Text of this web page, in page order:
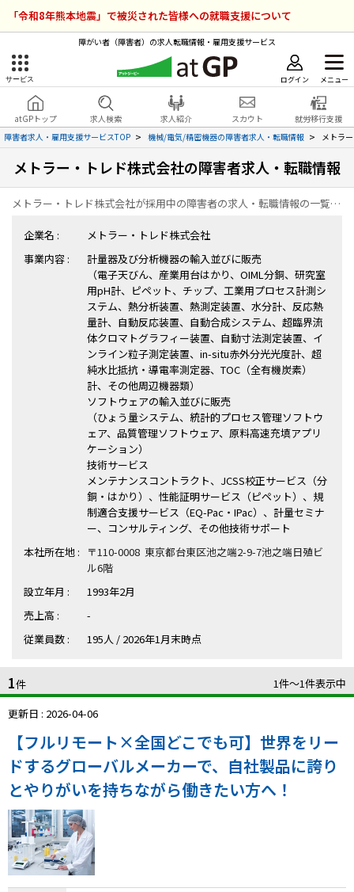
「令和8年熊本地震」で被災された皆様への就職支援について
障がい者（障害者）の求人転職情報・雇用支援サービス
サービス ログイン メニュー
atGPトップ 求人検索 求人紹介 スカウト
就労移行支援
障害者求人・雇用支援サービスTOP
機械/電気/精密機器の障害者求人・転職情報 メトラ
メトラー・トレド株式会社の障害者求人・転職情報
メトラー・トレド株式会社が採用中の障害者の求人・転職情報の一覧ページです。
企業名 :
メトラー・トレド株式会社
事業内容 :
計量器及び分析機器の輸入並びに販売
（電子天びん、産業用台はかり、OIML分銅、研究室
用pH計、ピペット、チップ、工業用プロセス計測シ
ステム、熱分析装置、熱測定装置、水分計、反応熱
量計、自動反応装置、自動合成システム、超臨界流
体クロマトグラフィー装置、自動寸法測定装置、イ
ンライン粒子測定装置、in-situ赤外分光光度計、超
純水比抵抗・導電率測定器、TOC（全有機炭素）
計、その他周辺機器類）
ソフトウェアの輸入並びに販売
（ひょう量システム、統計的プロセス管理ソフトウ
ェア、品質管理ソフトウェア、原料高速充填アプリ
ケーション）
技術サービス
メンテナンスコントラクト、JCSS校正サービス（分
銅・はかり）、性能証明サービス（ピペット）、規
制適合支援サービス（EQ-Pac・IPac）、計量セミナ
ー、コンサルティング、その他技術サポート
本社所在地 :
〒110-0008 東京都台東区池之端2-9-7池之端日殖ビ
ル6階
設立年月 :
1993年2月
売上高 :
-
従業員数 :
195人 / 2026年1月末時点
1件
1件〜1件表示中
更新日 : 2026-04-06
【フルリモート×全国どこでも可】世界をリー
ドするグローバルメーカーで、自社製品に誇り
とやりがいを持ちながら働きたい方へ！
障害者雇用のアットジーピー
サービスラインナップ
就転職支援サービス
障害者専門の就転職支援サービス
障害者アスリート専門の就転職支援サービス
ハイスキルな障害者の転職支援サービス
障害のある新卒学生専門の就職エージェントサービス
求人検索・スカウトサービス
障害者専門の求人検索・スカウトサービス
就労移行支援サービス
IT・Web制作スキルを身につける就労移行支援サービス
ソーシャルファームサービス
しいたけ生産で実現する
新しい障害者雇用支援サービス
ログイン 会員登録 無料
atGPトップ
求人を検索する
求人を紹介してもらう
スカウトを受ける
就労移行支援サービス
就職・転職ノウハウ
お問い合わせ・よくある質問
よくある質問
採用をお考えの企業様はこちら